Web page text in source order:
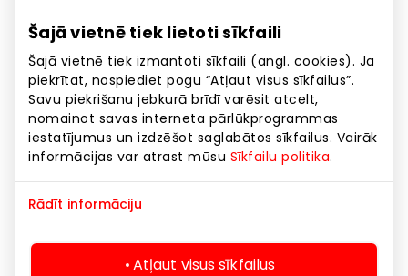
Šajā vietnē tiek lietoti sīkfaili
Šajā vietnē tiek izmantoti sīkfaili (angl. cookies). Ja
piekrītat, nospiediet pogu “Atļaut visus sīkfailus”.
Savu piekrišanu jebkurā brīdī varēsit atcelt,
nomainot savas interneta pārlūkprogrammas
iestatījumus un izdzēšot saglabātos sīkfailus. Vairāk
informācijas var atrast mūsu Sīkfailu politika.
Rādīt informāciju
Atļaut visus sīkfailus